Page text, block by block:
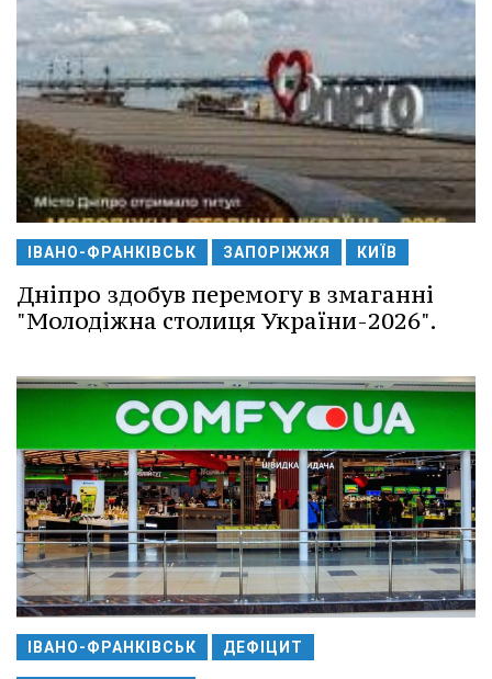
ІВАНО-ФРАНКІВСЬК ЗАПОРІЖЖЯ КИЇВ
Дніпро здобув перемогу в змаганні
"Молодіжна столиця України-2026".
ІВАНО-ФРАНКІВСЬК ДЕФІЦИТ